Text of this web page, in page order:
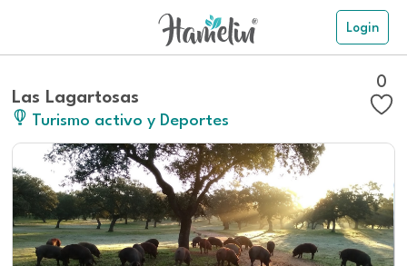
Login
Las Lagartosas
Turismo activo y Deportes
0